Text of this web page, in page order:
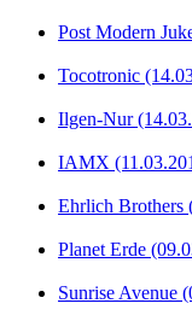
Post Modern
Tocotronic
Ilgen-Nur
IAMX
Ehrlich Brothers
Planet Erde
Sunrise Avenue